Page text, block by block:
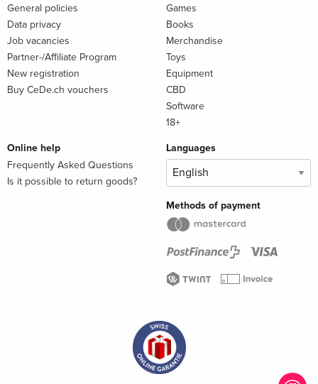
General policies
Data privacy
Job vacancies
Partner-/Affiliate Program
New registration
Buy CeDe.ch vouchers
Games
Books
Merchandise
Toys
Equipment
CBD
Software
18+
Online help
Frequently Asked Questions
Is it possible to return goods?
Languages
Methods of payment